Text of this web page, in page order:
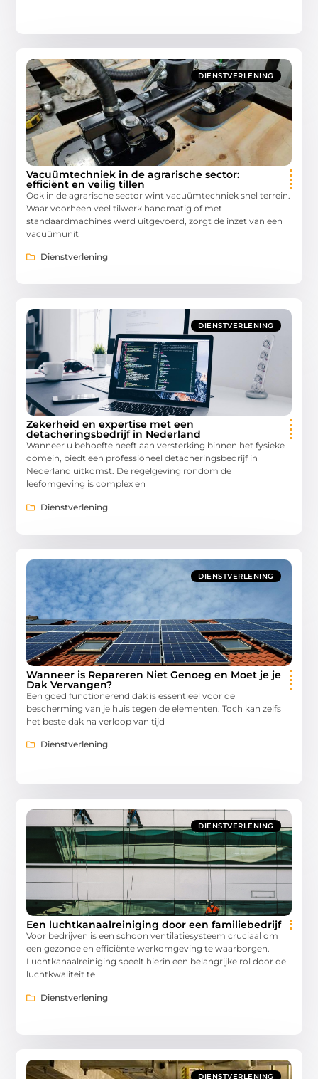
DIENSTVERLENING
Vacuümtechniek in de agrarische sector:
efficiënt en veilig tillen
Ook in de agrarische sector wint vacuümtechniek snel terrein.
Waar voorheen veel tilwerk handmatig of met
standaardmachines werd uitgevoerd, zorgt de inzet van een
vacuümunit
Dienstverlening
DIENSTVERLENING
Zekerheid en expertise met een
detacheringsbedrijf in Nederland
Wanneer u behoefte heeft aan versterking binnen het fysieke
domein, biedt een professioneel detacheringsbedrijf in
Nederland uitkomst. De regelgeving rondom de
leefomgeving is complex en
Dienstverlening
DIENSTVERLENING
Wanneer is Repareren Niet Genoeg en Moet je je
Dak Vervangen?
Een goed functionerend dak is essentieel voor de
bescherming van je huis tegen de elementen. Toch kan zelfs
het beste dak na verloop van tijd
Dienstverlening
DIENSTVERLENING
Een luchtkanaalreiniging door een familiebedrijf
Voor bedrijven is een schoon ventilatiesysteem cruciaal om
een gezonde en efficiënte werkomgeving te waarborgen.
Luchtkanaalreiniging speelt hierin een belangrijke rol door de
luchtkwaliteit te
Dienstverlening
DIENSTVERLENING